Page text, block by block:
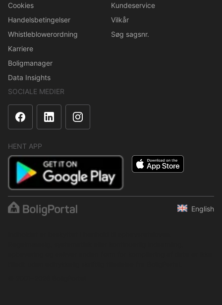
Cookies
Handelsbetingelser
Whistleblowerordning
Karriere
Boligmanager
Data Insights
Kundeservice
Vilkår
Søg sagsnr.
SOCIALE MEDIER
HENT APP
English